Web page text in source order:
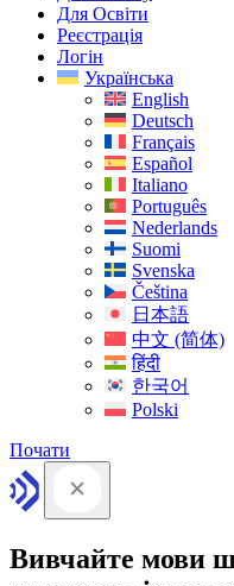
Для Освіти
Реєстрація
Логін
Українська
English
Deutsch
Français
Español
Italiano
Português
Nederlands
Suomi
Svenska
Čeština
日本語
中文 (简体)
हिंदी
한국어
Polski
Почати
Вивчайте мови